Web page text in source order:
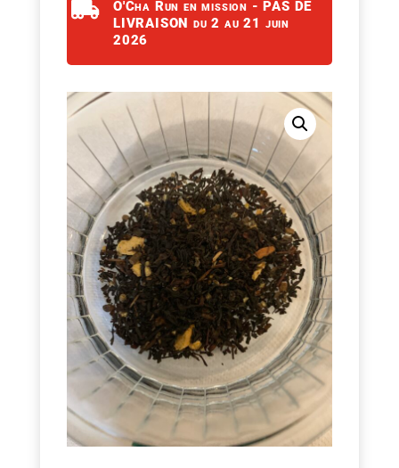

O'Cha Run en mission - PAS DE
LIVRAISON du 2 au 21 juin
2026